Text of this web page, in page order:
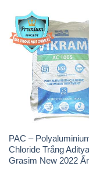
PAC –
Chloride Trắng
Grasim New 2022